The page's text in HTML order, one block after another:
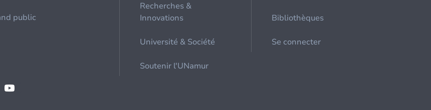
public
Recherches &
Innovations
Université & Société
Soutenir l'UNamur
Bibliothèques
Se connecter